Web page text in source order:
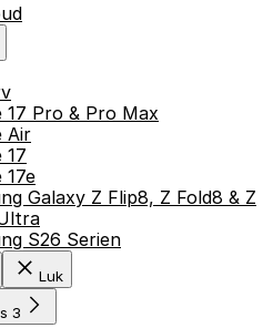
17 Pro & Pro Max
Air
17
17e
Galaxy Z Flip8, Z Fold8 & Z
S26 Serien
Luk
3